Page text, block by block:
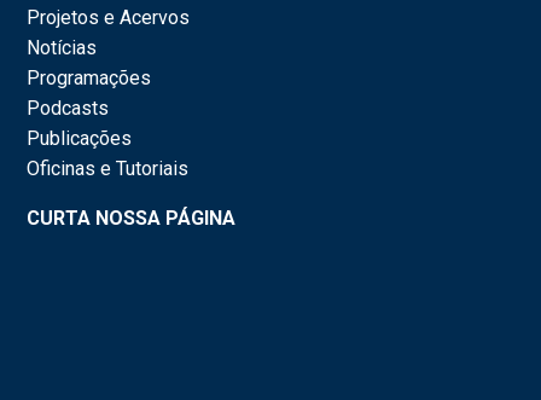
Projetos e Acervos
Notícias
Programações
Podcasts
Publicações
Oficinas e Tutoriais
CURTA NOSSA PÁGINA